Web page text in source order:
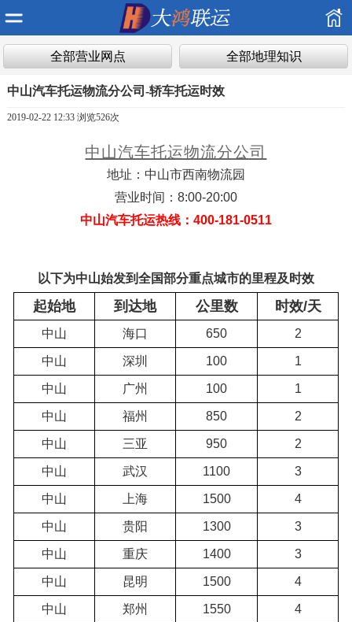
全部营业网点 全部地理知识
中山汽车托运物流分公司-轿车托运时效
2019-02-22 12:33 浏览526次
中山汽车托运物流分公司
地址：中山市西南物流园
营业时间：8:00-20:00
中山汽车托运热线：400-181-0511
以下为中山始发到全国部分重点城市的里程及时效
起始地 到达地 公里数 时效/天
中山 海口 650 2
中山 深圳 100 1
中山 广州 100 1
中山 福州 850 2
中山 三亚 950 2
中山 武汉 1100 3
中山 上海 1500 4
中山 贵阳 1300 3
中山 重庆 1400 3
中山 昆明 1500 4
中山 郑州 1550 4